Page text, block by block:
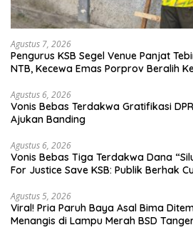
Agustus 7, 2026
Pengurus KSB Segel Venue Panjat
NTB, Kecewa Emas Porprov Beralih
Agustus 6, 2026
Vonis Bebas Terdakwa Gratifikasi
Ajukan Banding
Agustus 6, 2026
Vonis Bebas Tiga Terdakwa Dana
For Justice Save KSB: Publik Berhak
Agustus 5, 2026
Viral! Pria Paruh Baya Asal Bima
Menangis di Lampu Merah BSD